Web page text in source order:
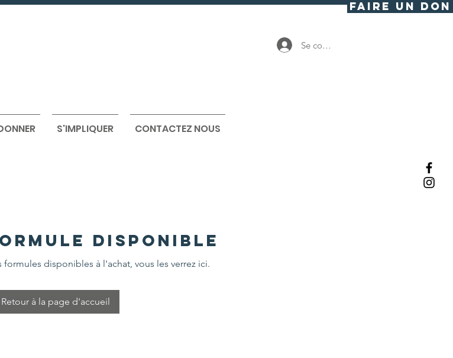
FAIRE UN DON
Se connecter
S'IMPLIQUER CONTACTEZ NOUS
disponible
formules disponibles à l'achat, vous les verrez ici.
Retour à la page d'accueil